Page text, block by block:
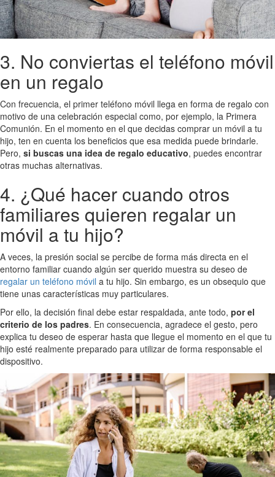
3. No conviertas el teléfono móvil
en un regalo
Con frecuencia, el primer teléfono móvil llega en forma de regalo con
motivo de una celebración especial como, por ejemplo, la Primera
Comunión. En el momento en el que decidas comprar un móvil a tu
hijo, ten en cuenta los beneficios que esa medida puede brindarle.
Pero, si buscas una idea de regalo educativo, puedes encontrar
otras muchas alternativas.
4. ¿Qué hacer cuando otros
familiares quieren regalar un
móvil a tu hijo?
A veces, la presión social se percibe de forma más directa en el
entorno familiar cuando algún ser querido muestra su deseo de
regalar un teléfono móvil a tu hijo. Sin embargo, es un obsequio que
tiene unas características muy particulares.
Por ello, la decisión final debe estar respaldada, ante todo, por el
criterio de los padres. En consecuencia, agradece el gesto, pero
explica tu deseo de esperar hasta que llegue el momento en el que tu
hijo esté realmente preparado para utilizar de forma responsable el
dispositivo.